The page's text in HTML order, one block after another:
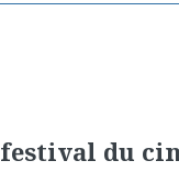
festival du